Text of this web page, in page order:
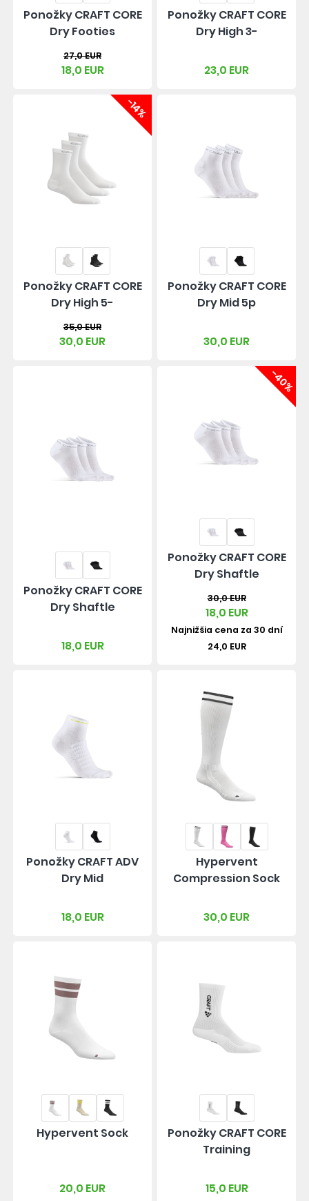
Ponožky CRAFT CORE
Dry Footies
27,0 EUR
18,0 EUR
Ponožky CRAFT CORE
Dry High 3-
23,0 EUR
-14%
Ponožky CRAFT CORE
Dry High 5-
35,0 EUR
30,0 EUR
Ponožky CRAFT CORE
Dry Mid 5p
30,0 EUR
Ponožky CRAFT CORE
Dry Shaftle
18,0 EUR
-40%
Ponožky CRAFT CORE
Dry Shaftle
30,0 EUR
18,0 EUR
Najnižšia cena za 30 dní
24,0 EUR
Ponožky CRAFT ADV
Dry Mid
18,0 EUR
Hypervent
Compression Sock
30,0 EUR
Hypervent Sock
20,0 EUR
Ponožky CRAFT CORE
Training
15,0 EUR